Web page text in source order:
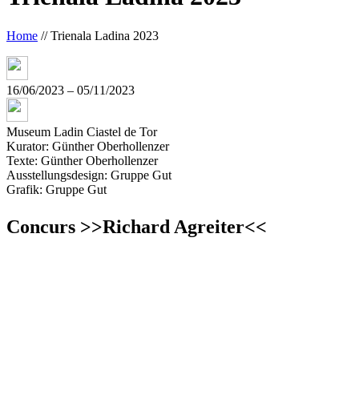
Home //Trienala Ladina 2023
16/06/2023 – 05/11/2023
Museum Ladin Ciastel de Tor
Kurator: Günther Oberhollenzer
Texte: Günther Oberhollenzer
Ausstellungsdesign: Gruppe Gut
Grafik: Gruppe Gut
Concurs >>Richard Agreiter<<